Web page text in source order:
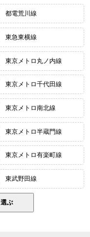
都電荒川線
東急東横線
東京メトロ丸ノ内線
東京メトロ千代田線
東京メトロ南北線
東京メトロ半蔵門線
東京メトロ有楽町線
東武野田線